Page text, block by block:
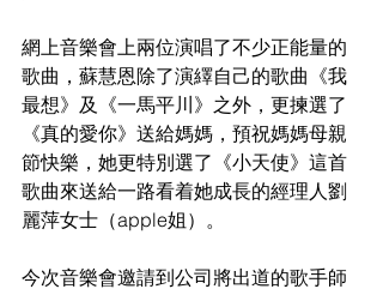
網上音樂會上兩位演唱了不少正能量的
歌曲，蘇慧恩除了演繹自己的歌曲《我
最想》及《一馬平川》之外，更揀選了
《真的愛你》送給媽媽，預祝媽媽母親
節快樂，她更特別選了《小天使》這首
歌曲來送給一路看着她成長的經理人劉
麗萍女士（apple姐）。
今次音樂會邀請到公司將出道的歌手師